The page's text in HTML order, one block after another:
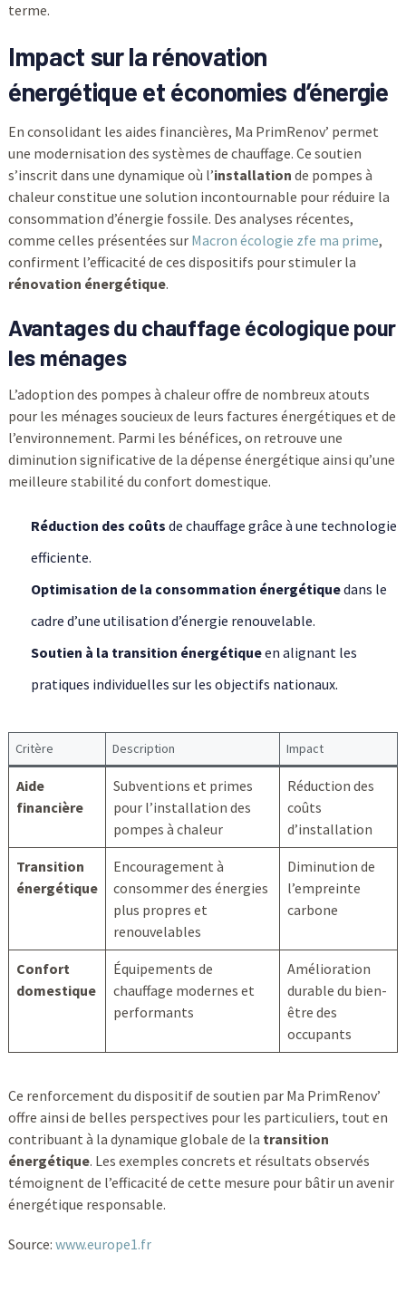
terme.
Impact sur la rénovation
énergétique et économies d’énergie
En consolidant les aides financières, Ma PrimRenov’ permet
une modernisation des systèmes de chauffage. Ce soutien
s’inscrit dans une dynamique où l’installation de pompes à
chaleur constitue une solution incontournable pour réduire la
consommation d’énergie fossile. Des analyses récentes,
comme celles présentées sur Macron écologie zfe ma prime,
confirment l’efficacité de ces dispositifs pour stimuler la
rénovation énergétique.
Avantages du chauffage écologique pour
les ménages
L’adoption des pompes à chaleur offre de nombreux atouts
pour les ménages soucieux de leurs factures énergétiques et de
l’environnement. Parmi les bénéfices, on retrouve une
diminution significative de la dépense énergétique ainsi qu’une
meilleure stabilité du confort domestique.
Réduction des coûts de chauffage grâce à une technologie
efficiente.
Optimisation de la consommation énergétiquedans le
cadre d’une utilisation d’énergie renouvelable.
Soutien à la transition énergétiqueen alignant les
pratiques individuelles sur les objectifs nationaux.
Critère Description Impact
Aide
financière
Subventions et primes
pour l’installation des
pompes à chaleur
Réduction des
coûts
d’installation
Transition
énergétique
Encouragement à
consommer des énergies
plus propres et
renouvelables
Diminution de
l’empreinte
carbone
Confort
domestique
Équipements de
chauffage modernes et
performants
Amélioration
durable du bien-
être des
occupants
Ce renforcement du dispositif de soutien par Ma PrimRenov’
offre ainsi de belles perspectives pour les particuliers, tout en
contribuant à la dynamique globale de la transition
énergétique. Les exemples concrets et résultats observés
témoignent de l’efficacité de cette mesure pour bâtir un avenir
énergétique responsable.
Source: www.europe1.fr